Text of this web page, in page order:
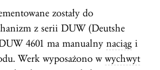
zostały do
z serii DUW (Deutshe
4601 ma manualny naciąg i
Werk wyposażono wwychwyt